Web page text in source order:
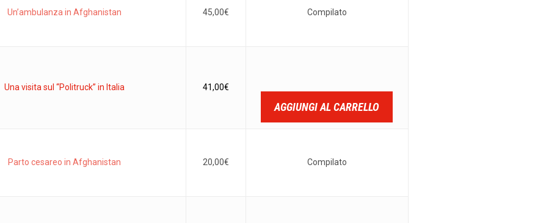
Un’ambulanza in Afghanistan 45,00€ Compilato
Una visita sul “Politruck” in Italia 41,00€
AGGIUNGI AL CARRELLO
Parto cesareo in Afghanistan 20,00€ Compilato